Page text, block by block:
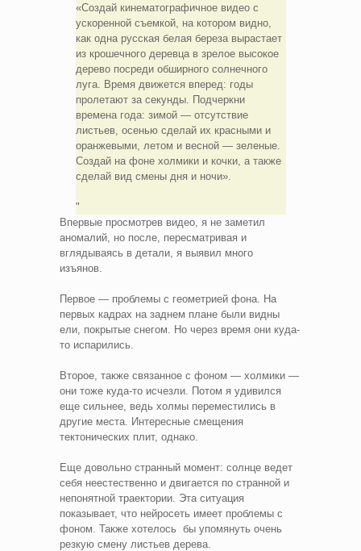
«Создай кинематографичное видео с
ускоренной съемкой, на котором видно,
как одна русская белая береза вырастает
из крошечного деревца в зрелое высокое
дерево посреди обширного солнечного
луга. Время движется вперед: годы
пролетают за секунды. Подчеркни
времена года: зимой — отсутствие
листьев, осенью сделай их красными и
оранжевыми, летом и весной — зеленые.
Создай на фоне холмики и кочки, а также
сделай вид смены дня и ночи».
Впервые просмотрев видео, я не заметил
аномалий, но после, пересматривая и
вглядываясь в детали, я выявил много
изъянов.
Первое — проблемы с геометрией фона. На
первых кадрах на заднем плане были видны
ели, покрытые снегом. Но через время они куда-
то испарились.
Второе, также связанное с фоном — холмики —
они тоже куда-то исчезли. Потом я удивился
еще сильнее, ведь холмы переместились в
другие места. Интересные смещения
тектонических плит, однако.
Еще довольно странный момент: солнце ведет
себя неестественно и двигается по странной и
непонятной траектории. Эта ситуация
показывает, что нейросеть имеет проблемы с
фоном. Также хотелось бы упомянуть очень
резкую смену листьев дерева.